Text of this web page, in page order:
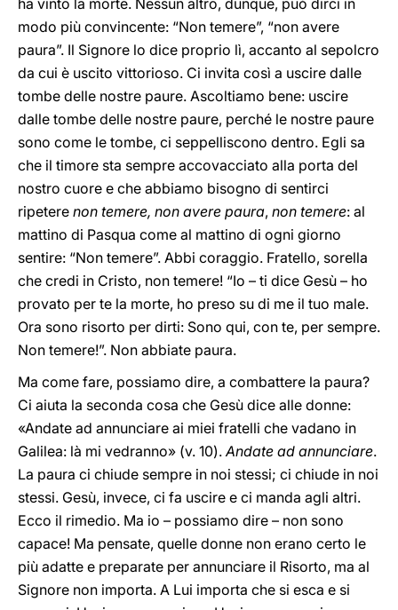
ha vinto la morte. Nessun altro, dunque, può dirci in
modo più convincente: “Non temere”, “non avere
paura”. Il Signore lo dice proprio lì, accanto al sepolcro
da cui è uscito vittorioso. Ci invita così a uscire dalle
tombe delle nostre paure. Ascoltiamo bene: uscire
dalle tombe delle nostre paure, perché le nostre paure
sono come le tombe, ci seppelliscono dentro. Egli sa
che il timore sta sempre accovacciato alla porta del
nostro cuore e che abbiamo bisogno di sentirci
ripetere non temere, non avere paura, non temere: al
mattino di Pasqua come al mattino di ogni giorno
sentire: “Non temere”. Abbi coraggio. Fratello, sorella
che credi in Cristo, non temere! “Io – ti dice Gesù – ho
provato per te la morte, ho preso su di me il tuo male.
Ora sono risorto per dirti: Sono qui, con te, per sempre.
Non temere!”. Non abbiate paura.
Ma come fare, possiamo dire, a combattere la paura?
Ci aiuta la seconda cosa che Gesù dice alle donne:
«Andate ad annunciare ai miei fratelli che vadano in
Galilea: là mi vedranno» (v. 10).Andate ad annunciare.
La paura ci chiude sempre in noi stessi; ci chiude in noi
stessi. Gesù, invece, ci fa uscire e ci manda agli altri.
Ecco il rimedio. Ma io – possiamo dire – non sono
capace! Ma pensate, quelle donne non erano certo le
più adatte e preparate per annunciare il Risorto, ma al
Signore non importa. A Lui importa che si esca e si